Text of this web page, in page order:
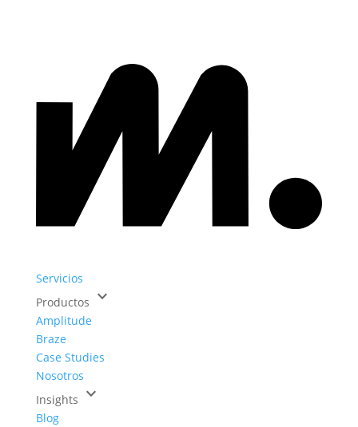
Servicios
Productos keyboard_arrow_down
Amplitude
Braze
Case Studies
Nosotros
Insights keyboard_arrow_down
Blog